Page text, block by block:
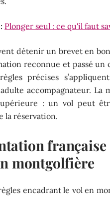
Plonger seul : ce qu'il faut
détenir un brevet en
reconnue et passé un
précises
accompagnateur. La
: un vol peut
la réservation.
montgolfière
encadrant le vol en